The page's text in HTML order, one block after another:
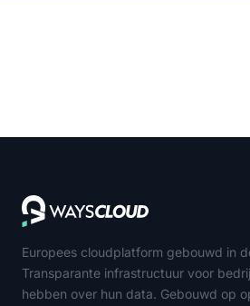
Europees cloudplatform gebouwd in
Transparante infrastructuur voor
hebben over hun data. Gebouwd op